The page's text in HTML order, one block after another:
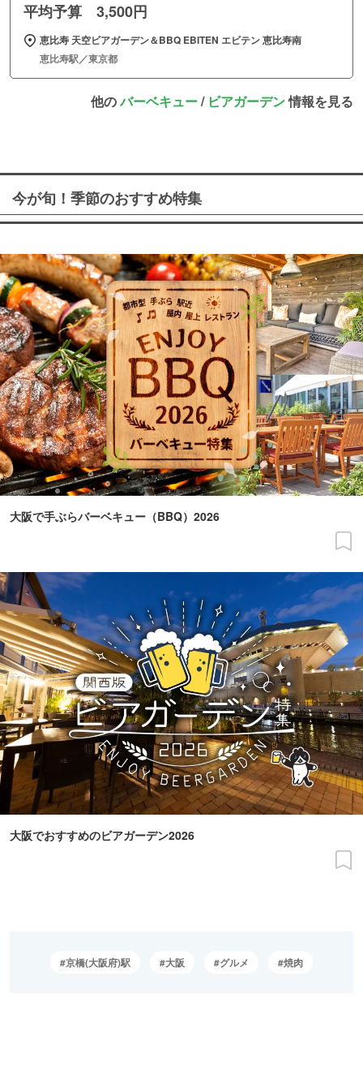
平均予算 3,500円
恵比寿 天空ビアガーデン＆BBQ EBITEN エビテン 恵比寿南
恵比寿駅／東京都
他のバーベキュー/ ビアガーデン情報を見る
今が旬！季節のおすすめ特集
大阪で手ぶらバーベキュー（BBQ）2026
大阪でおすすめのビアガーデン2026
京橋(大阪府)駅 大阪 グルメ 焼肉